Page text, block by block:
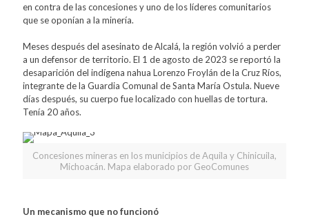
en contra de las concesiones y uno de los líderes comunitarios
que se oponían a la minería.
Meses después del asesinato de Alcalá, la región volvió a perder
a un defensor de territorio. El 1 de agosto de 2023 se reportó la
desaparición del indígena nahua Lorenzo Froylán de la Cruz Ríos,
integrante de la Guardia Comunal de Santa María Ostula. Nueve
días después, su cuerpo fue localizado con huellas de tortura.
Tenía 20 años.
Concesiones mineras en los municipios de Aquila y Chinicuila,
Michoacán. Mapa elaborado por GeoComunes
Un mecanismo que no funcionó